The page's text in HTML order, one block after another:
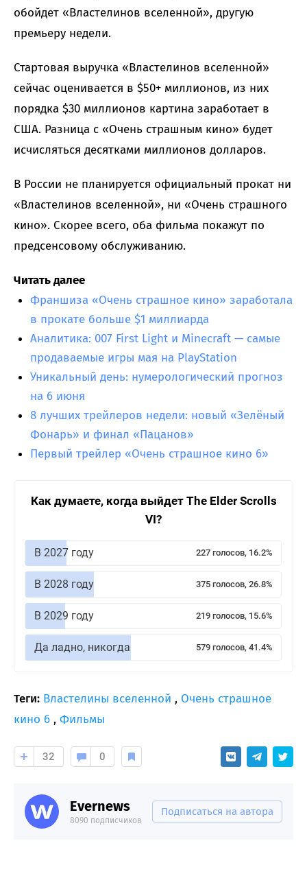
обойдет «Властелинов вселенной», другую
премьеру недели.
Стартовая выручка «Властелинов вселенной»
сейчас оценивается в $50+ миллионов, из них
порядка $30 миллионов картина заработает в
США. Разница с «Очень страшным кино» будет
исчисляться десятками миллионов долларов.
В России не планируется официальный прокат ни
«Властелинов вселенной», ни «Очень страшного
кино». Скорее всего, оба фильма покажут по
предсенсовому обслуживанию.
Читать далее
Франшиза «Очень страшное кино» заработала
в прокате больше $1 миллиарда
Аналитика: 007 First Light и Minecraft — самые
продаваемые игры мая на PlayStation
Уникальный день: нумерологический прогноз
на 6 июня
8 лучших трейлеров недели: новый «Зелёный
Фонарь» и финал «Пацанов»
Первый трейлер «Очень страшное кино 6»
Как думаете, когда выйдет The Elder Scrolls
VI?
В 2027 году 227 голосов, 16.2%
В 2028 году 375 голосов, 26.8%
В 2029 году 219 голосов, 15.6%
Да ладно, никогда 579 голосов, 41.4%
Теги: Властелины вселенной , Очень страшное
кино 6 , Фильмы
32 0
Evernews
8090 подписчиков
Подписаться на автора